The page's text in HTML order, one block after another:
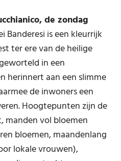
de zondag
Banderesi is een kleurrijk
ter ere van de heilige
in een
herinnert aan een slimme
de inwoners een
Hoogtepunten zijn de
manden vol bloemen
bloemen, maandenlang
lokale vrouwen),